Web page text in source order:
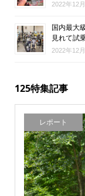
2022年12
国内最大
見れて試
2022年12
125特集記事
レポート